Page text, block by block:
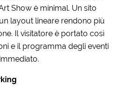
Show è minimal. Un sito
layout lineare rendono più
Il visitatore è portato così
e il programma degli eventi